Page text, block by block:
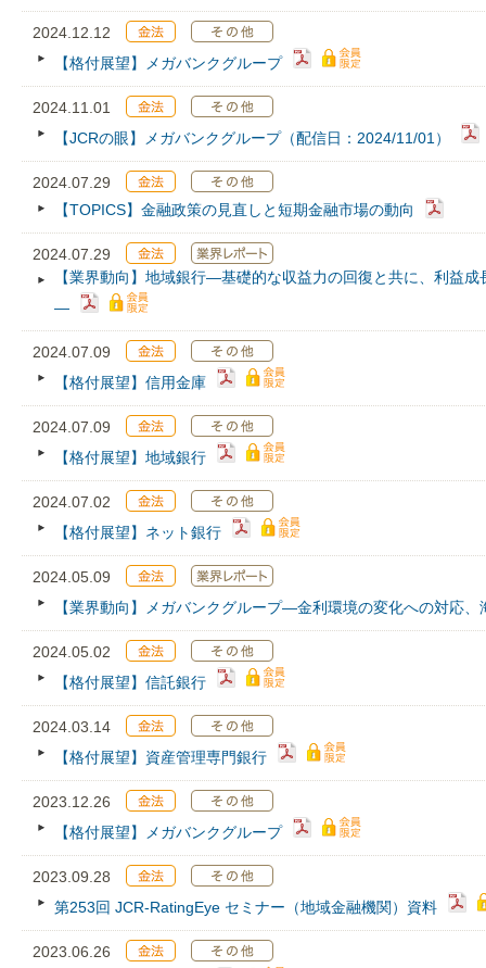
2024.12.12
【格付展望】メガバンクグループ
2024.11.01
【JCRの眼】メガバンクグループ（配信日：2024/11/01）
2024.07.29
【TOPICS】金融政策の見直しと短期金融市場の動向
2024.07.29
【業界動向】地域銀行―基礎的な収益力の回復と共に、利益
―
2024.07.09
【格付展望】信用金庫
2024.07.09
【格付展望】地域銀行
2024.07.02
【格付展望】ネット銀行
2024.05.09
【業界動向】メガバンクグループ—金利環境の変化への対応
2024.05.02
【格付展望】信託銀行
2024.03.14
【格付展望】資産管理専門銀行
2023.12.26
【格付展望】メガバンクグループ
2023.09.28
第253回 JCR‐RatingEye セミナー（地域金融機関）資料
2023.06.26